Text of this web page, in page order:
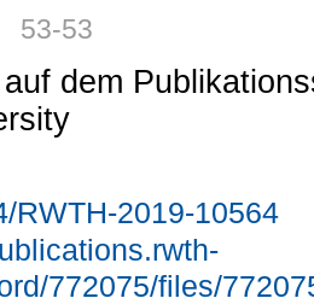
53-53
dem
RWTH-2019-10564
772075/files/